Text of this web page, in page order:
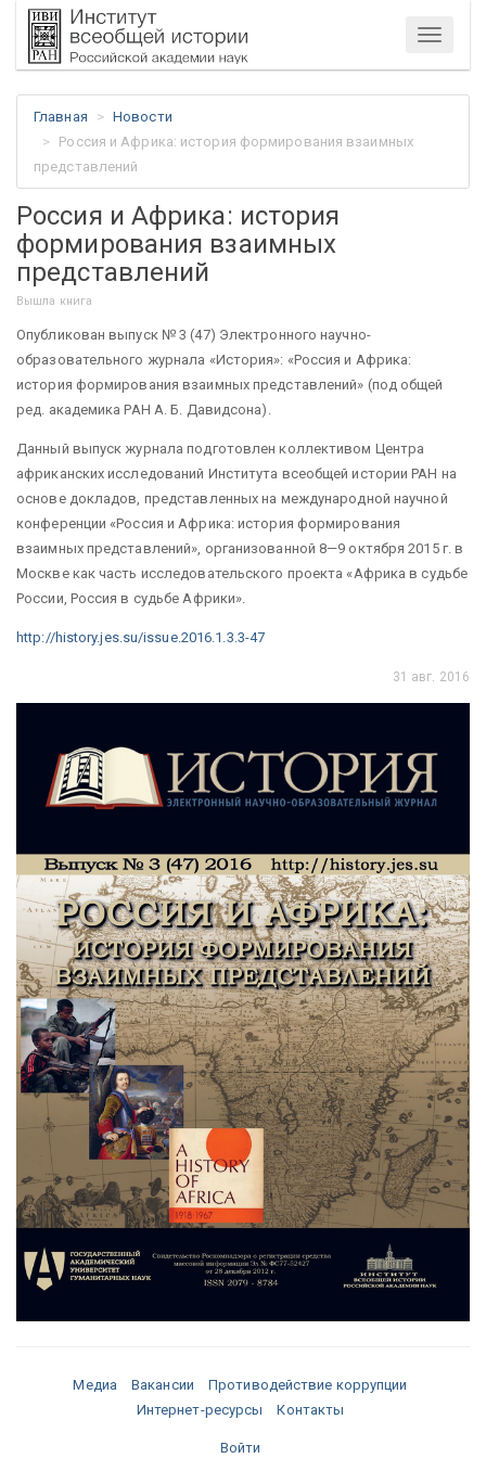
Меню
Главная
Новости
Россия и Африка: история формирования взаимных
представлений
Россия и Африка: история
формирования взаимных
представлений
Вышла книга
Опубликован выпуск № 3 (47) Электронного научно-
образовательного журнала «История»: «Россия и Африка:
история формирования взаимных представлений» (под общей
ред. академика РАН А. Б. Давидсона).
Данный выпуск журнала подготовлен коллективом Центра
африканских исследований Института всеобщей истории РАН на
основе докладов, представленных на международной научной
конференции «Россия и Африка: история формирования
взаимных представлений», организованной 8—9 октября 2015 г. в
Москве как часть исследовательского проекта «Африка в судьбе
России, Россия в судьбе Африки».
http://history.jes.su/issue.2016.1.3.3-47
31 авг. 2016
Медиа Вакансии
Противодействие коррупции
Интернет-ресурсы
Контакты
Войти